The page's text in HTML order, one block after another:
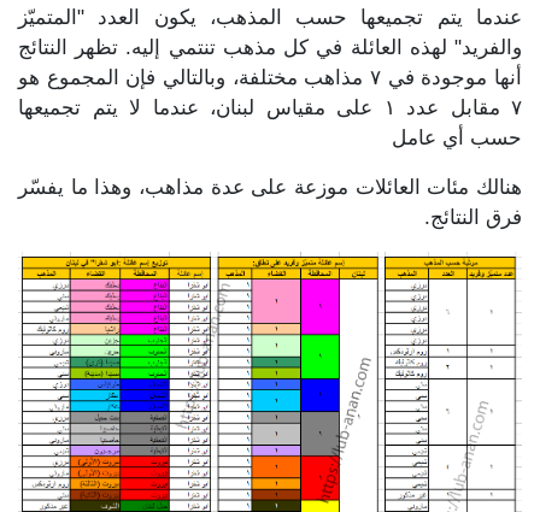
عندما يتم تجميعها حسب المذهب، يكون العدد "المتميّز
والفريد" لهذه العائلة في كل مذهب تنتمي إليه. تظهر النتائج
أنها موجودة في ٧ مذاهب مختلفة، وبالتالي فإن المجموع هو
٧ مقابل عدد ١ على مقياس لبنان، عندما لا يتم تجميعها
حسب أي عامل
هنالك مئات العائلات موزعة على عدة مذاهب، وهذا ما يفسّر
فرق النتائج.